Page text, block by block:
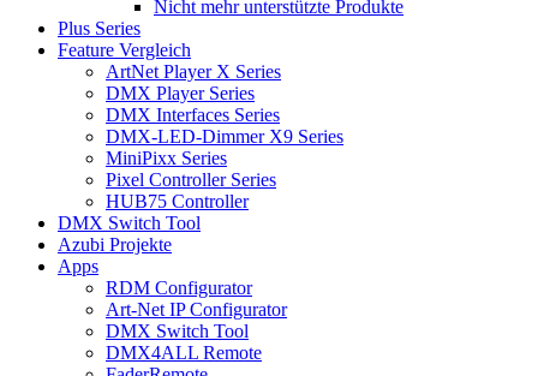
Nicht mehr unterstützte Produkte
Plus Series
Feature Vergleich
ArtNet Player X Series
DMX Player Series
DMX Interfaces Series
DMX-LED-Dimmer X9 Series
MiniPixx Series
Pixel Controller Series
HUB75 Controller
DMX Switch Tool
Azubi Projekte
Apps
RDM Configurator
Art-Net IP Configurator
DMX Switch Tool
DMX4ALL Remote